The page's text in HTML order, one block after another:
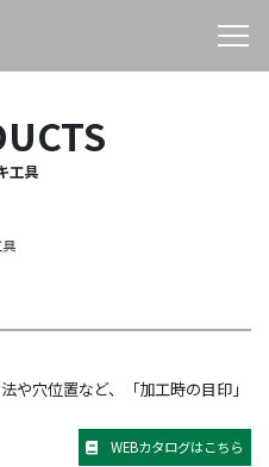
工具
や穴位置など、「加工時の目印」
WEBカタログはこちら